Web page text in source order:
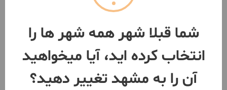
شما قبلا شهر همه شهر ها را
انتخاب کرده اید، آیا میخواهید
آن را به مشهد تغییر دهید؟